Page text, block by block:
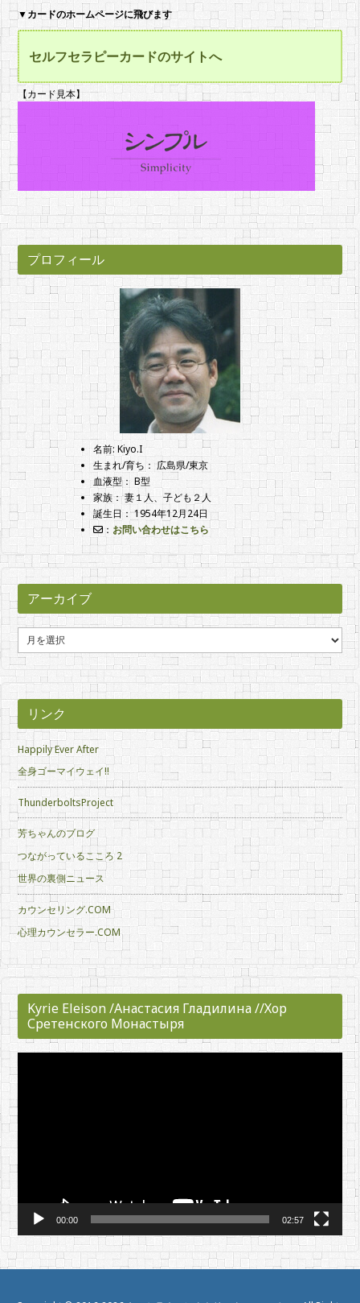
▼カードのホームページに飛びます
セルフセラピーカードのサイトへ
【カード見本】
プロフィール
名前: Kiyo.I
生まれ/育ち： 広島県/東京
血液型： B型
家族： 妻１人、子ども２人
誕生日： 1954年12月24日
： お問い合わせはこちら
アーカイブ
ー
カ
リンク
Happily Ever After
全身ゴーマイウェイ!!
ThunderboltsProject
芳ちゃんのブログ
つながっているこころ 2
世界の裏側ニュース
カウンセリング.COM
心理カウンセラー.COM
Kyrie Eleison /Анастасия Гладилина //Хор
Сретенского Монастыря
画
ー
ー
00:00 02:57